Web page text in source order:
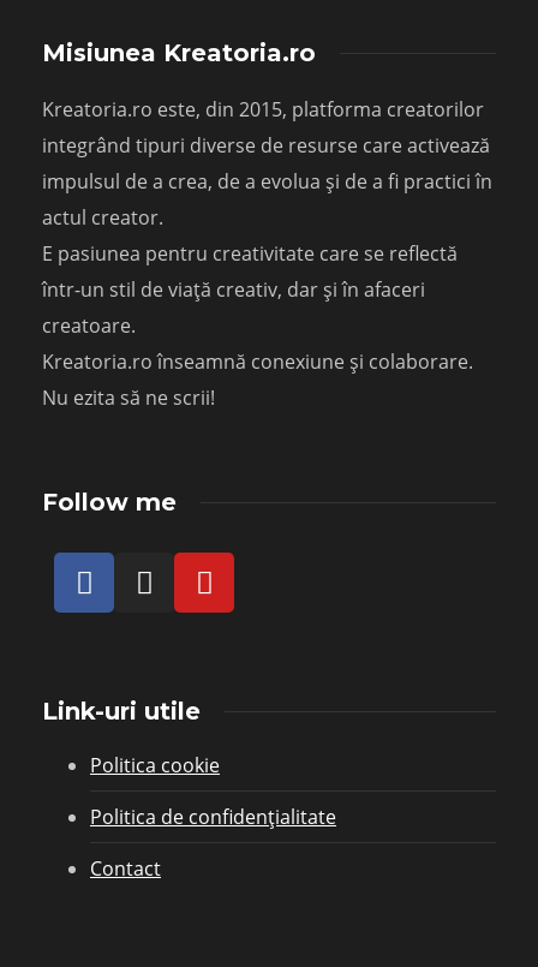
Misiunea Kreatoria.ro
Kreatoria.ro este, din 2015, platforma creatorilor
integrând tipuri diverse de resurse care activează
impulsul de a crea, de a evolua și de a fi practici în
actul creator.
E pasiunea pentru creativitate care se reflectă
într-un stil de viață creativ, dar și în afaceri
creatoare.
Kreatoria.ro înseamnă conexiune și colaborare.
Nu ezita să ne scrii!
Follow me
Link-uri utile
Politica cookie
Politica de confidențialitate
Contact